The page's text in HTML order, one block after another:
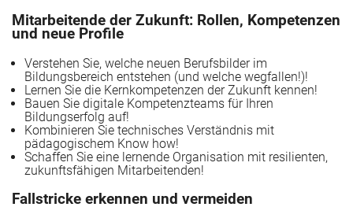
mit Vergabeverfahren
Mitarbeitende der Zukunft: Rollen, Kompetenzen
und neue Profile
Verstehen Sie, welche neuen Berufsbilder im
Bildungsbereich entstehen (und welche wegfallen!)!
Lernen Sie die Kernkompetenzen der Zukunft kennen!
Bauen Sie digitale Kompetenzteams für Ihren
Bildungserfolg auf!
Kombinieren Sie technisches Verständnis mit
pädagogischem Know how!
Schaffen Sie eine lernende Organisation mit resilienten,
zukunftsfähigen Mitarbeitenden!
Fallstricke erkennen und vermeiden